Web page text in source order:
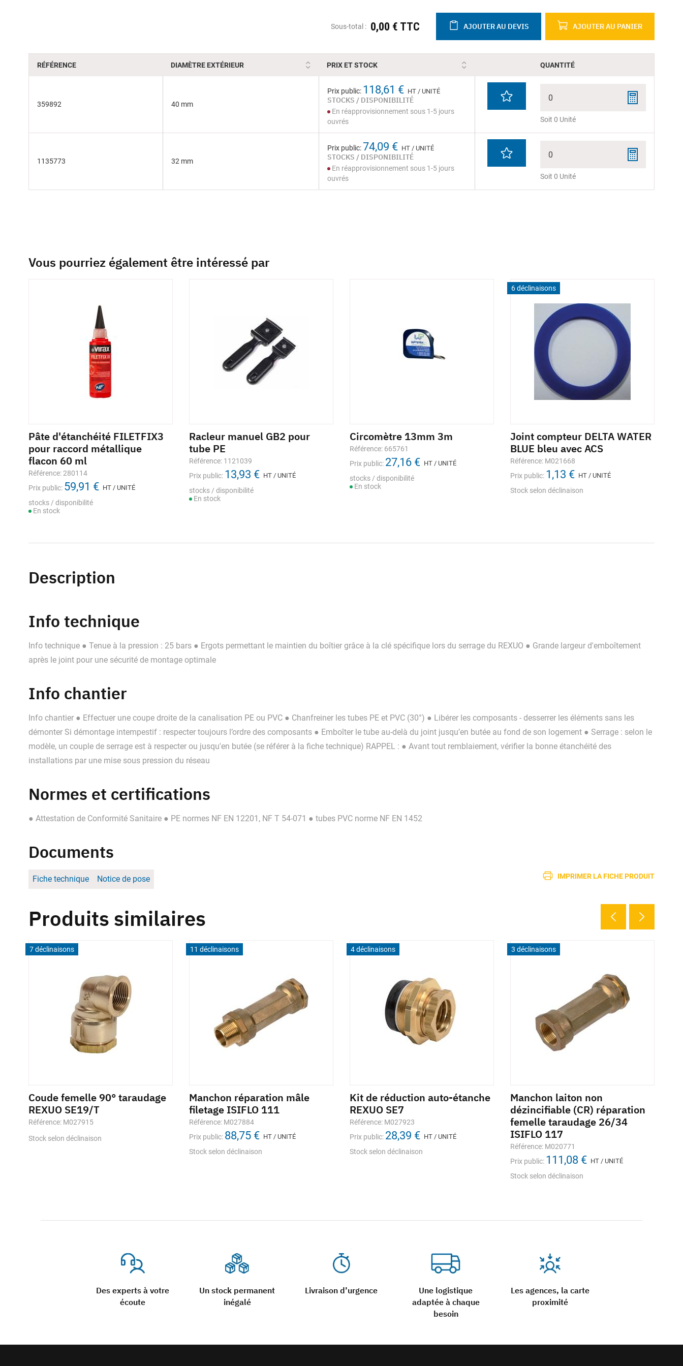
Sous-total : 0,00 € TTC AJOUTER AU DEVIS AJOUTER AU PANIER
RÉFÉRENCE DIAMÈTRE EXTÉRIEUR PRIX ET STOCK QUANTITÉ
359892 40 mm
Prix public: 118,61 € HT / UNITÉ
STOCKS / DISPONIBILITÉ
En réapprovisionnement sous 1-5 jours
ouvrés
0
Soit 0 Unité
1135773 32 mm
Prix public:74,09 € HT / UNITÉ
STOCKS / DISPONIBILITÉ
En réapprovisionnement sous 1-5 jours
ouvrés
0
Soit 0 Unité
Vous pourriez également être intéressé par
Pâte d'étanchéité FILETFIX3
pour raccord métallique
flacon 60 ml
Référence: 280114
Prix public: 59,91 € HT / UNITÉ
stocks / disponibilité
En stock
Racleur manuel GB2 pour
tube PE
Référence: 1121039
Prix public: 13,93 € HT / UNITÉ
stocks / disponibilité
En stock
Circomètre 13mm 3m
Référence: 665761
Prix public: 27,16 € HT / UNITÉ
stocks / disponibilité
En stock
6 déclinaisons
Joint compteur DELTA WATER
BLUE bleu avec ACS
Référence: M021668
Prix public: 1,13 € HT / UNITÉ
Stock selon déclinaison
Description
Info technique
Info technique ● Tenue à la pression : 25 bars ● Ergots permettant le maintien du boîtier grâce à la clé spécifique lors du serrage du REXUO ● Grande largeur d'emboîtement
après le joint pour une sécurité de montage optimale
Info chantier
Info chantier ● Effectuer une coupe droite de la canalisation PE ou PVC ● Chanfreiner les tubes PE et PVC (30°) ● Libérer les composants - desserrer les éléments sans les
démonter Si démontage intempestif : respecter toujours l’ordre des composants ● Emboîter le tube au-delà du joint jusqu’en butée au fond de son logement ● Serrage : selon le
modèle, un couple de serrage est à respecter ou jusqu'en butée (se référer à la fiche technique) RAPPEL : ● Avant tout remblaiement, vérifier la bonne étanchéité des
installations par une mise sous pression du réseau
Normes et certifications
● Attestation de Conformité Sanitaire ● PE normes NF EN 12201, NF T 54-071 ● tubes PVC norme NF EN 1452
Documents
Fiche technique Notice de pose IMPRIMER LA FICHE PRODUIT
Des experts à votre
écoute
Un stock permanent
inégalé
Livraison d’urgence
Une logistique
adaptée à chaque
besoin
Les agences, la carte
proximité
Produits similaires
7 déclinaisons
Coude femelle 90° taraudage
REXUO SE19/T
Référence: M027915
Stock selon déclinaison
11 déclinaisons
Manchon réparation mâle
filetage ISIFLO 111
Référence: M027884
Prix public: 88,75 € HT / UNITÉ
Stock selon déclinaison
4 déclinaisons
Kit de réduction auto-étanche
REXUO SE7
Référence: M027923
Prix public: 28,39 € HT / UNITÉ
Stock selon déclinaison
3 déclinaisons
Manchon laiton non
dézincifiable (CR) réparation
femelle taraudage 26/34
ISIFLO 117
Référence: M020771
Prix public: 111,08 € HT / UNITÉ
Stock selon déclinaison